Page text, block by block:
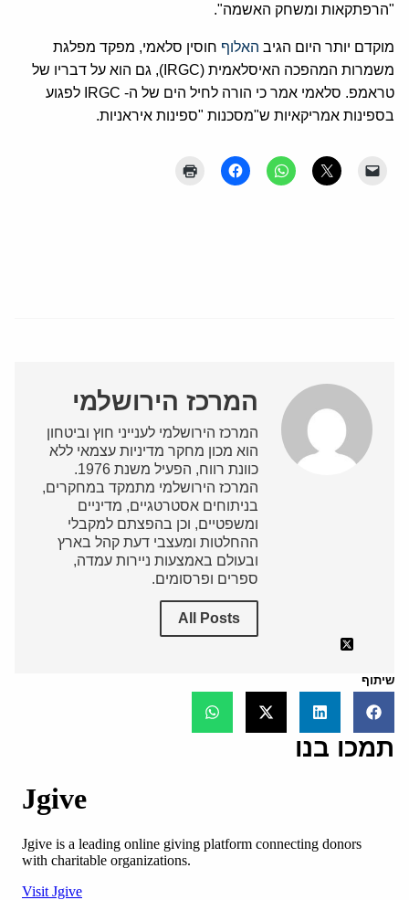
"הרפתקאות ומשחק האשמה".
מוקדם יותר היום הגיב האלוף חוסין סלאמי, מפקד מפלגת
משמרות המהפכה האיסלאמית (IRGC), גם הוא על דבריו של
טראמפ. סלאמי אמר כי הורה לחיל הים של ה- IRGC לפגוע
בספינות אמריקאיות ש"מסכנות "ספינות איראניות.
המרכז הירושלמי
המרכז הירושלמי לענייני חוץ וביטחון
הוא מכון מחקר מדיניות עצמאי ללא
כוונת רווח, הפעיל משנת 1976.
המרכז הירושלמי מתמקד במחקרים,
בניתוחים אסטרטגיים, מדיניים
ומשפטיים, וכן בהפצתם למקבלי
ההחלטות ומעצבי דעת קהל בארץ
ובעולם באמצעות ניירות עמדה,
ספרים ופרסומים.
All Posts
שיתוף
תמכו בנו